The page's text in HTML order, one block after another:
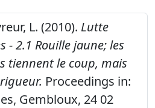
L. (2010). Lutte
- 2.1 Rouille jaune; les
tiennent le coup, mais
Proceedings in:
Gembloux, 24 02